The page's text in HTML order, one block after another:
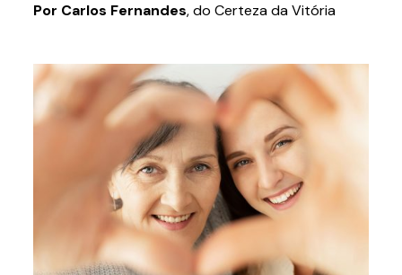
Por Carlos Fernandes, do Certeza da Vitória